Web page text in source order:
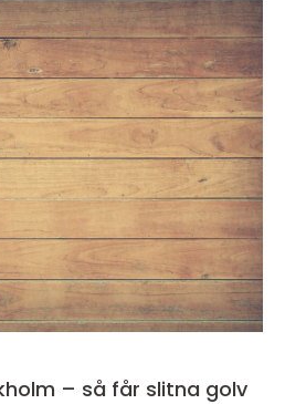
– så får slitna golv